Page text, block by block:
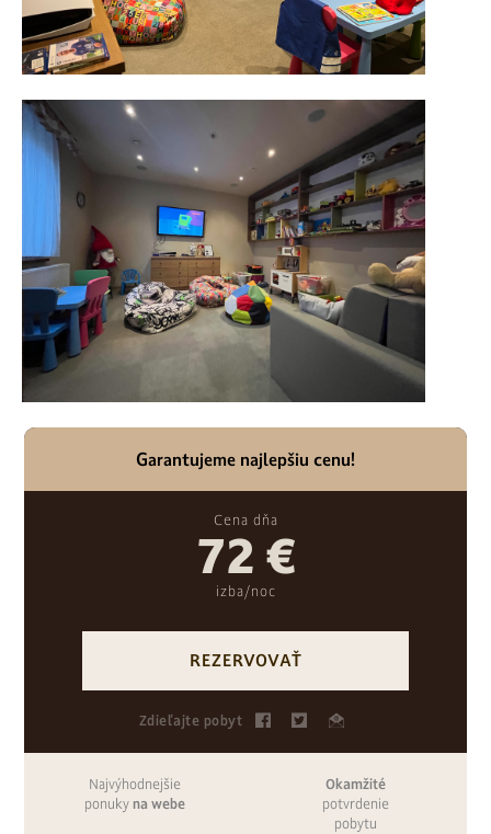
Garantujeme najlepšiu cenu!
Cena dňa
72 €
izba/noc
REZERVOVAŤ
Zdieľajte pobyt
Najvýhodnejšie
ponukyna webe
Okamžité
potvrdenie
pobytu